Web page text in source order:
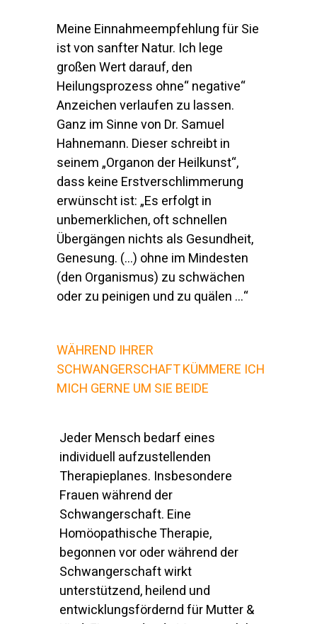
Meine Einnahmeempfehlung für Sie
ist von sanfter Natur. Ich lege
großen Wert darauf, den
Heilungsprozess ohne“ negative“
Anzeichen verlaufen zu lassen.
Ganz im Sinne von Dr. Samuel
Hahnemann. Dieser schreibt in
seinem „Organon der Heilkunst“,
dass keine Erstverschlimmerung
erwünscht ist: „Es erfolgt in
unbemerklichen, oft schnellen
Übergängen nichts als Gesundheit,
Genesung. (...) ohne im Mindesten
(den Organismus) zu schwächen
oder zu peinigen und zu quälen ...“
WÄHREND IHRER
SCHWANGERSCHAFT KÜMMERE ICH
MICH GERNE UM SIE BEIDE
Jeder Mensch bedarf eines
individuell aufzustellenden
Therapieplanes. Insbesondere
Frauen während der
Schwangerschaft. Eine
Homöopathische Therapie,
begonnen vor oder während der
Schwangerschaft wirkt
unterstützend, heilend und
entwicklungsfördernd für Mutter &